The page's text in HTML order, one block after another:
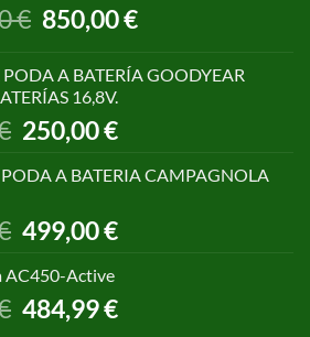
€ El
precio
era:
1.055,00 €.
850,00€El
precio
es:
PODA A BATERÍA GOODYEAR
16,8V.
El
precio
original
250,00€El
precio
actual
PODA A BATERIA CAMPAGNOLA
El
precio
original
650,00 €.
499,00€El
precio
499,00 €.
AC450-Active
El
precio
484,99€El
precio